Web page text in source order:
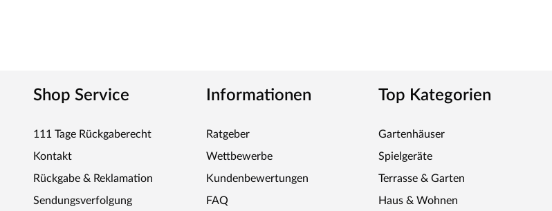
Garten-/Gerätehäusern, Sichtschutzzäunen, Terrassendielen und Gewächshäusern. Seit vielen Jahren
produziert der Hersteller alles, was den Outdoorbereich zum angenehmen Aufenthaltsort werden lässt.
Garten für wenig Geld.
Shop Service
111 Tage Rückgaberecht
Kontakt
Rückgabe & Reklamation
Sendungsverfolgung
Informationen
Ratgeber
Wettbewerbe
Kundenbewertungen
FAQ
Top Kategorien
Gartenhäuser
Spielgeräte
Terrasse & Garten
Haus & Wohnen